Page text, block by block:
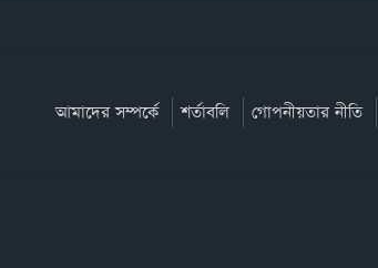
আমাদের সম্পর্কে শর্তাবলি গোপনীয়তার নীতি